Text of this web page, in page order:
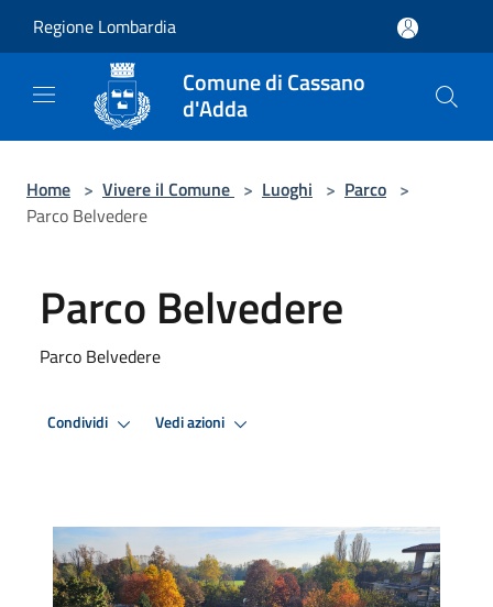
Regione Lombardia
Comune di Cassano
d'Adda
Home > Vivere il Comune > Luoghi > Parco >
Parco Belvedere
Parco Belvedere
Parco Belvedere
Condividi Vedi azioni